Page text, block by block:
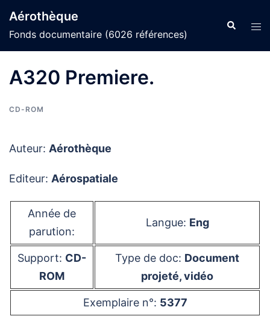
au
contenu
Aérothèque
Fonds documentaire (6026 références)
A320 Premiere.
CD-ROM
Auteur: Aérothèque
Editeur: Aérospatiale
Année de
parution:
Langue: Eng
Support: CD-
ROM
Type de doc: Document
projeté, vidéo
Exemplaire n°: 5377